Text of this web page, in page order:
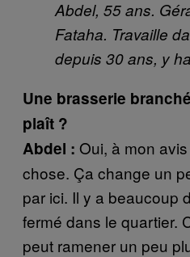
Abdel, 55 ans.
Fataha. Travaille
depuis 30 ans, y
Une brasserie
plaît ?
Abdel : Oui, à mon
chose. Ça change un
par ici. Il y a beaucoup
fermé dans le quartier.
peut ramener un peu